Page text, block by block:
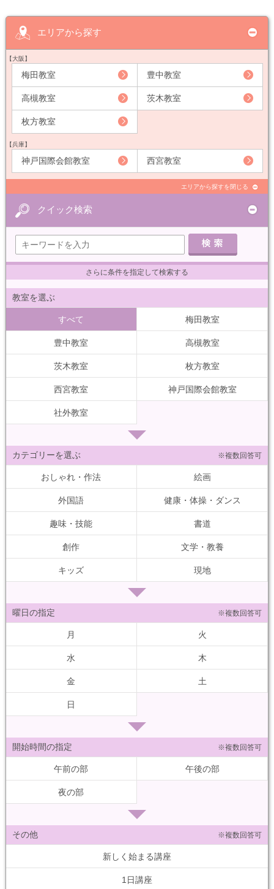
エリアから探す
【大阪】
梅田教室 豊中教室
高槻教室 茨木教室
枚方教室
【兵庫】
神戸国際会館教室 西宮教室
エリアから探すを閉じる
クイック検索
さらに条件を指定して検索する
教室を選ぶ
すべて 梅田教室
豊中教室 高槻教室
茨木教室 枚方教室
西宮教室 神戸国際会館教室
社外教室
カテゴリーを選ぶ ※複数回答可
おしゃれ・作法 絵画
外国語 健康・体操・ダンス
趣味・技能 書道
創作 文学・教養
キッズ 現地
曜日の指定 ※複数回答可
月 火
水 木
金 土
日
開始時間の指定 ※複数回答可
午前の部 午後の部
夜の部
その他 ※複数回答可
新しく始まる講座
1日講座